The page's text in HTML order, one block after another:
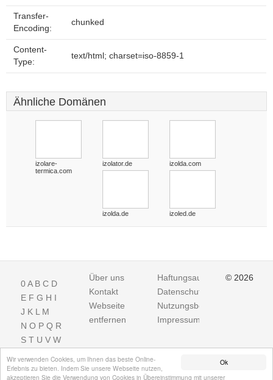
Ok
Wir verwenden Cookies, um Ihnen das beste Online-
Erlebnis zu bieten. Indem Sie unsere Webseite nutzen,
akzeptieren Sie die Verwendung von Cookies in Übereinstimmung mit unserer
Transfer-
Encoding:
chunked
Content-
Type:
text/html; charset=iso-8859-1
Ähnliche Domänen
izolare-
termica.com
izolator.de izolda.com
izolda.de izoled.de
0A B C D
E F G H I
J K L M
N O P Q R
S T U V W
Über uns
Kontakt
Webseite
entfernen
Haftungsausschluss
Datenschutz
Nutzungsbedingungen
Impressum
© 2026